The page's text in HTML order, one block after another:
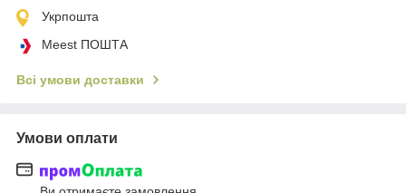
Укрпошта
Meest ПОШТА
Всі умови доставки
Умови оплати